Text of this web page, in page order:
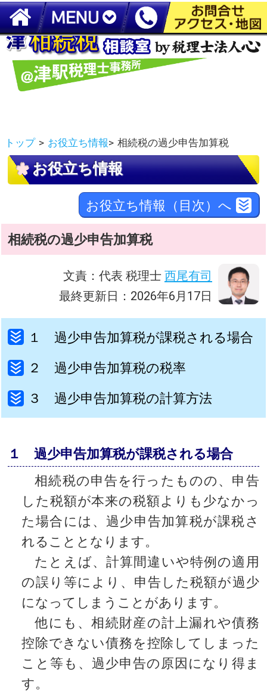
『相続税申告』は津の【税理士法人心 津税理士事務所】まで
トップ > お役立ち情報> 相続税の過少申告加算税
お役立ち情報
お役立ち情報（目次）へ
相続税の過少申告加算税
文責：代表 税理士 西尾有司
最終更新日：2026年6月17日
１ 過少申告加算税が課税される場合
２ 過少申告加算税の税率
３ 過少申告加算税の計算方法
１ 過少申告加算税が課税される場合
相続税の申告を行ったものの、申告
した税額が本来の税額よりも少なかっ
た場合には、過少申告加算税が課税さ
れることとなります。
たとえば、計算間違いや特例の適用
の誤り等により、申告した税額が過少
になってしまうことがあります。
他にも、相続財産の計上漏れや債務
控除できない債務を控除してしまった
こと等も、過少申告の原因になり得ま
す。